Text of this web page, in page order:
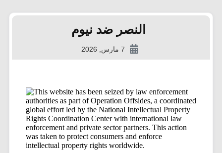
النصر ضد نيوم
7 مارس, 2026